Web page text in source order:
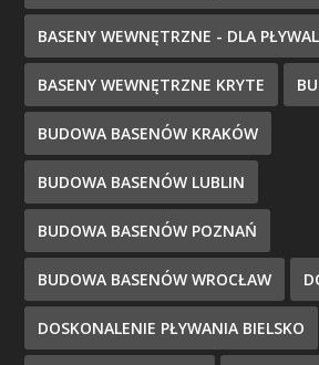
BASENY WEWNĘTRZNE - DLA
BASENY WEWNĘTRZNE KRYTE
BUDOWA BASENÓW KRAKÓW
BUDOWA BASENÓW LUBLIN
BUDOWA BASENÓW POZNAŃ
BUDOWA BASENÓW WROCŁAW
DOSKONALENIE PŁYWANIA BIELSKO